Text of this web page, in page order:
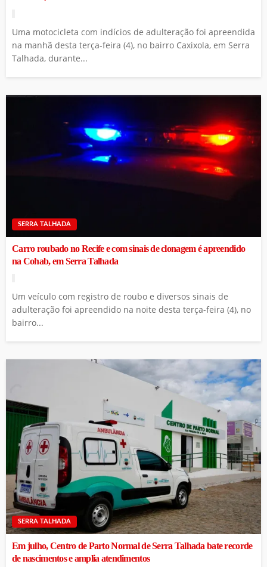
Uma motocicleta com indícios de adulteração foi apreendida
na manhã desta terça-feira (4), no bairro Caxixola, em Serra
Talhada, durante...
SERRA TALHADA
Carro roubado no Recife e com sinais de clonagem é apreendido
na Cohab, em Serra Talhada
Um veículo com registro de roubo e diversos sinais de
adulteração foi apreendido na noite desta terça-feira (4), no
bairro...
SERRA TALHADA
Em julho, Centro de Parto Normal de Serra Talhada bate recorde
de nascimentos e amplia atendimentos